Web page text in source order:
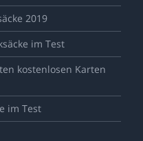
2019
im Test
kostenlosen Karten
im Test